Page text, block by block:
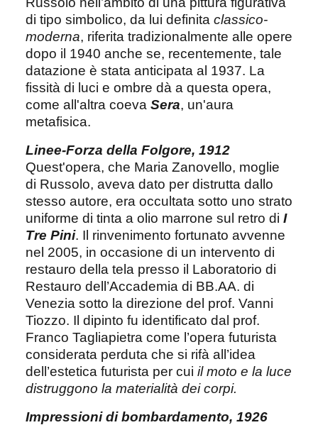
di tipo simbolico, da lui definita classico-
moderna, riferita tradizionalmente alle opere
dopo il 1940 anche se, recentemente, tale
datazione è stata anticipata al 1937. La
fissità di luci e ombre dà a questa opera,
come all'altra coeva Sera, un'aura
metafisica.
Linee-Forza della Folgore, 1912
Quest'opera, che Maria Zanovello, moglie
di Russolo, aveva dato per distrutta dallo
stesso autore, era occultata sotto uno strato
uniforme di tinta a olio marrone sul retro di I
Tre Pini. Il rinvenimento fortunato avvenne
nel 2005, in occasione di un intervento di
restauro della tela presso il Laboratorio di
Restauro dell’Accademia di BB.AA. di
Venezia sotto la direzione del prof. Vanni
Tiozzo. Il dipinto fu identificato dal prof.
Franco Tagliapietra come l’opera futurista
considerata perduta che si rifà all’idea
dell’estetica futurista per cui il moto e la luce
distruggono la materialità dei corpi.
Impressioni di bombardamento, 1926